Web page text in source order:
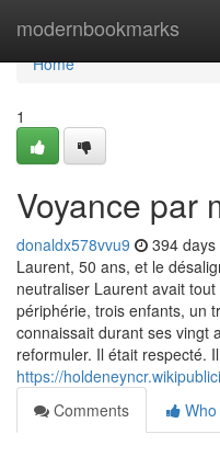
modernbookmarks
Home
Home
1
Voyance par
donaldx578vvu9 394 days
Laurent, 50 ans, et le
neutraliser Laurent avait
périphérie, trois enfants, un
connaissait durant ses vingt
reformuler. Il était respecté.
https://
Comments